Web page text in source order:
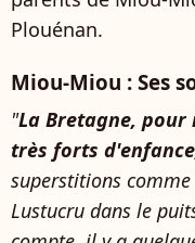
Plouénan.
Miou-Miou : Ses
"La Bretagne, pour
très forts
superstitions
Lustucru dans le